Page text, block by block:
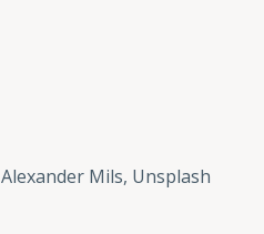
Alexander Mils, Unsplash